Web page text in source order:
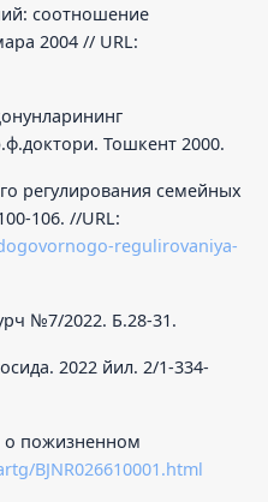
соотношение
2004 // URL:
Тошкент 2000.
регулирования семейных
106. //URL:
regulirovaniya-
№7/2022. Б.28-31.
2022 йил. 2/1-334-
о пожизненном
BJNR026610001.html